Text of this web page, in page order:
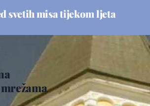
svetih misa tijekom ljeta